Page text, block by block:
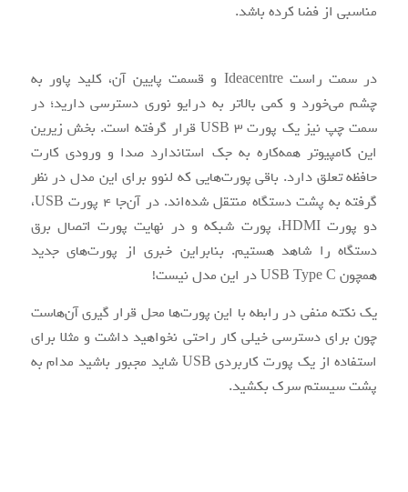
مناسبی از فضا کرده باشد.
در سمت راست Ideacentre و قسمت پایین آن، کلید پاور به
چشم می‌خورد و کمی بالاتر به درایو نوری دسترسی دارید؛ در
سمت چپ نیز یک پورت USB 3 قرار گرفته است. بخش زیرین
این کامپیوتر همه‌کاره به جک استاندارد صدا و ورودی کارت
حافظه تعلق دارد. باقی پورت‌هایی که لنوو برای این مدل در نظر
گرفته به پشت دستگاه منتقل شده‌اند. در آن‌جا ۴ پورت USB،‌
دو پورت HDMI،‌ پورت شبکه و در نهایت پورت اتصال برق
دستگاه را شاهد هستیم. بنابراین خبری از پورت‌های جدید
همچون USB Type C در این مدل نیست!
یک نکته منفی در رابطه با این پورت‌ها محل قرار گیری آن‌هاست
چون برای دسترسی خیلی کار راحتی نخواهید داشت و مثلا برای
استفاده از یک پورت کاربردی USB شاید مجبور باشید مدام به
پشت سیستم سرک بکشید.